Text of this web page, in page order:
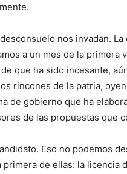
nos invadan.
a un mes de la primera
que ha sido incesante,
rincones de la patria,
de gobierno que ha
de las propuestas que
Eso no podemos
primera de ellas: la